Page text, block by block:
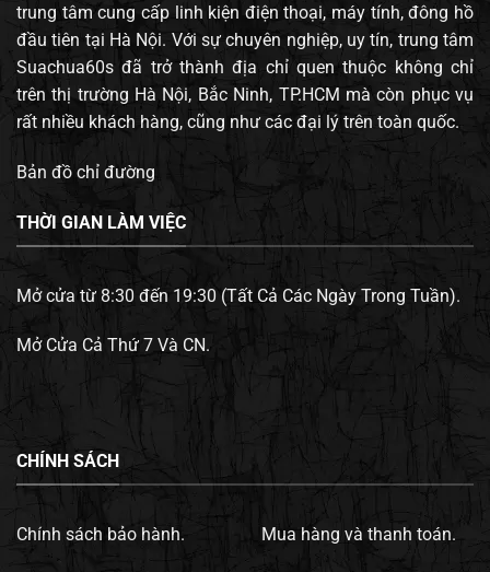
trung tâm cung cấp linh kiện điện thoại, máy tính, đông hồ
đầu tiên tại Hà Nội. Với sự chuyên nghiệp, uy tín, trung tâm
Suachua60s đã trở thành địa chỉ quen thuộc không chỉ
trên thị trường Hà Nội, Bắc Ninh, TP.HCM mà còn phục vụ
rất nhiều khách hàng, cũng như các đại lý trên toàn quốc.
Bản đồ chỉ đường
THỜI GIAN LÀM VIỆC
Mở cửa từ 8:30 đến 19:30 (Tất Cả Các Ngày Trong Tuần).
Mở Cửa Cả Thứ 7 Và CN.
CHÍNH SÁCH
Chính sách bảo hành. Mua hàng và thanh toán.